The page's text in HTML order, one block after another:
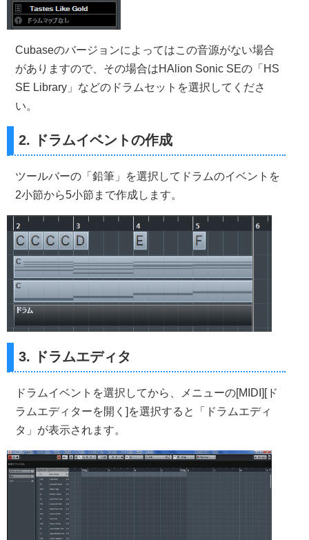
Cubaseのバージョンによってはこの音源がない場合
がありますので、その場合はHAlion Sonic SEの「HS
SE Library」などのドラムセットを選択してくださ
い。
2. ドラムイベントの作成
ツールバーの「鉛筆」を選択してドラムのイベントを
2小節から5小節まで作成します。
3. ドラムエディタ
ドラムイベントを選択してから、メニューの[MIDI][ド
ラムエディターを開く]を選択すると「ドラムエディ
タ」が表示されます。